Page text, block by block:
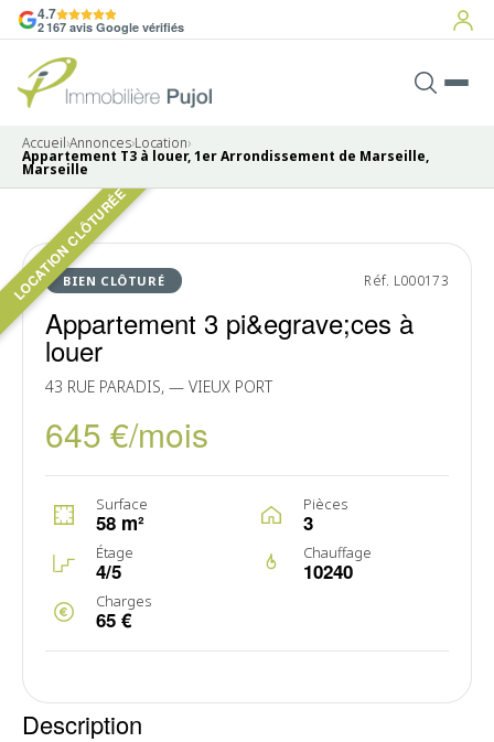
4.7
2 167 avis Google vérifiés
Accueil›Annonces›Location›
Appartement T3 à louer, 1er Arrondissement de Marseille,
Marseille
LOCATION CLÔTURÉE
BIEN CLÔTURÉ Réf. L000173
Appartement 3 pi&egrave;ces à
louer
43 RUE PARADIS, — VIEUX PORT
645 €/mois
Surface
58 m²
Pièces
3
Étage
4/5
Chauffage
10240
Charges
65 €
Pas de photo disponible
LOUÉ
Description